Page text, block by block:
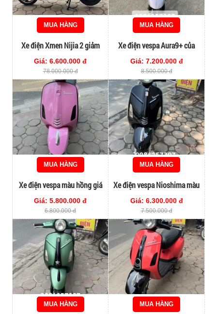
MUA HÀNG
Xe điện Xmen Nijia 2 giảm
Giá: 6.600.000 đ
78.000.000 đ
MUA HÀNG
Xe điện vespa Aura9+ của
Giá: 7.200.000 đ
8.500.000 đ
MUA HÀNG
Xe điện vespa màu hồng giá
Giá: 5.800.000 đ
6.800.000 đ
MUA HÀNG
Xe điện vespa Nioshima màu
Giá: 6.300.000 đ
7.500.000 đ
MUA HÀNG MUA HÀNG